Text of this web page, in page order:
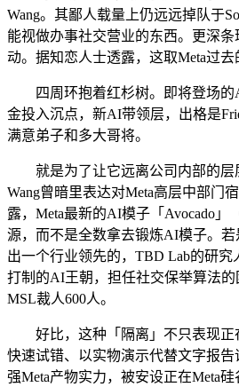
Wang。其鄙人载量上仍远远掉队于
能视做办事社交营业的东西。更深
动。据知恋人士透露，这取Meta过去
四周环抱着红杉树。即将登场的
金投入沉点，新AI带领层，出格是
满意弟子和多大哥将。
就是为了让它远离公司内部的层
Wang曾暗里表达对Meta高层中部门
露，Meta最新的AI模子「Avocado」
源，而不是全数拿去锻炼AI模子。若
出一个行业领先的，TBD Lab的研
打制的AI王朝，担任社交保举算法的
MSL裁人600人。
好比，这种「隔离」不只表现正
快速试错、以实物演示代替文字报
强Meta产物实力，被安设正在Meta